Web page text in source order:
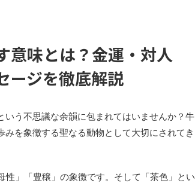
意味とは？金運・対人
ージを徹底解説
う不思議な余韻に包まれてはいませんか？牛
を象徴する聖なる動物として大切にされてき
」「豊穣」の象徴です。そして「茶色」とい